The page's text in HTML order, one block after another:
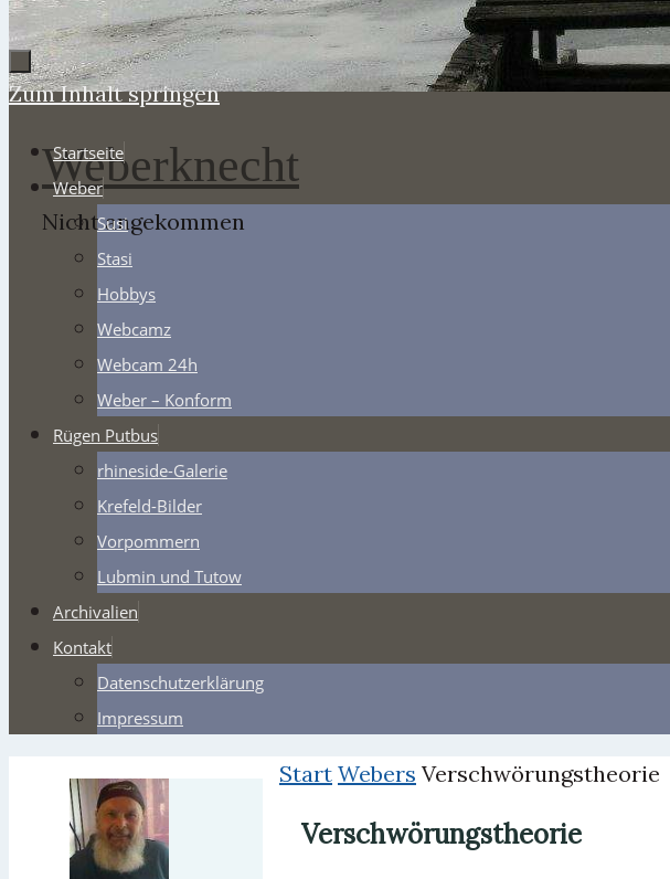
Weberknecht
Nicht angekommen
Zum Inhalt springen
Startseite
Weber
Susi
Stasi
Hobbys
Webcamz
Webcam 24h
Weber – Konform
Rügen Putbus
rhineside-Galerie
Krefeld-Bilder
Vorpommern
Lubmin und Tutow
Archivalien
Kontakt
Datenschutzerklärung
Impressum
Start Webers Verschwörungstheorie
Verschwörungstheorie